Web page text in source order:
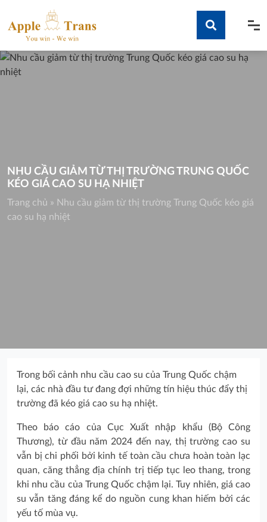
content
Tìm kiếm
NHU CẦU GIẢM TỪ THỊ TRƯỜNG TRUNG QUỐC
KÉO GIÁ CAO SU HẠ NHIỆT
Trang chủ » Nhu cầu giảm từ thị trường Trung Quốc kéo giá
cao su hạ nhiệt
Trong bối cảnh nhu cầu cao su của Trung Quốc chậm
lại, các nhà đầu tư đang đợi những tín hiệu thúc đẩy thị
trường đã kéo giá cao su hạ nhiệt.
Theo báo cáo của Cục Xuất nhập khẩu (Bộ Công
Thương), từ đầu năm 2024 đến nay, thị trường cao su
vẫn bị chi phối bởi kinh tế toàn cầu chưa hoàn toàn lạc
quan, căng thẳng địa chính trị tiếp tục leo thang, trong
khi nhu cầu của Trung Quốc chậm lại. Tuy nhiên, giá cao
su vẫn tăng đáng kể do nguồn cung khan hiếm bởi các
yếu tố mùa vụ.